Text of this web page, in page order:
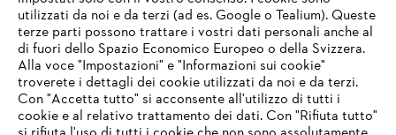
Assistenza
Protezione dati Nota legale Cookies
IHR BROWSER WIRD NICHT
UNTERSTÜTZT
Sie nutzen einen Browser, den wir noch nicht unterstützen. Für
utilizzati da noi e da terzi (ad es. Google o Tealium). Queste
terze parti possono trattare i vostri dati personali anche al
di fuori dello Spazio Economico Europeo o della Svizzera.
Alla voce "Impostazioni" e "Informazioni sui cookie"
troverete i dettagli dei cookie utilizzati da noi e da terzi.
Con "Accetta tutto" si acconsente all'utilizzo di tutti i
cookie e al relativo trattamento dei dati. Con "Rifiuta tutto"